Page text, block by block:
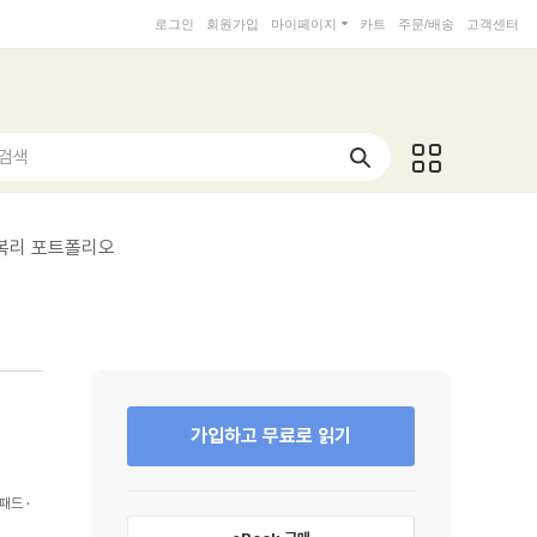
로그인 회원가입 마이페이지 카트 주문/배송 고객센터
색
리 포트폴리오
드
가입하고 무료로 읽기